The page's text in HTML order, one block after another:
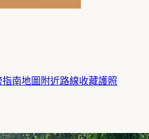
指南地圖 附近路線收藏護照